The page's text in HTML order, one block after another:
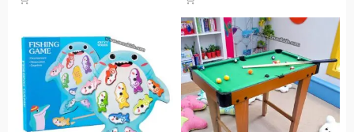
plusieurs
variations.
Les
options
peuvent